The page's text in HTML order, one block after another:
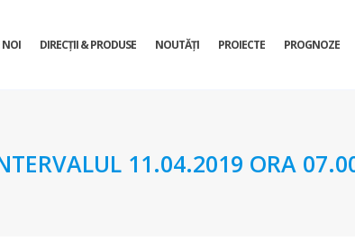
NOI DIRECŢII & PRODUSE NOUTĂȚI PROIECTE PROGNOZE
11.04.2019 ORA